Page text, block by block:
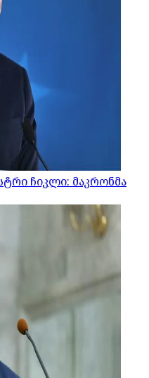
ჩიკლი: მაკრონმა